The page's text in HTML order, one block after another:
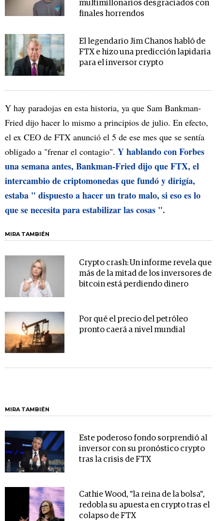
multimillonarios desgraciados con
finales horrendos
El legendario Jim Chanos habló de
FTX e hizo una predicción lapidaria
para el inversor crypto
Y hay paradojas en esta historia, ya que Sam Bankman-
Fried dijo hacer lo mismo a principios de julio. En efecto,
el ex CEO de FTX anunció el 5 de ese mes que se sentía
obligado a "frenar el contagio". Y hablando con Forbes
una semana antes, Bankman-Fried dijo que FTX, el
intercambio de criptomonedas que fundó y dirigía,
estaba " dispuesto a hacer un trato malo, si eso es lo
que se necesita para estabilizar las cosas ".
MIRA TAMBIÉN
Crypto crash: Un informe revela que
más de la mitad de los inversores de
bitcoin está perdiendo dinero
Por qué el precio del petróleo
pronto caerá a nivel mundial
MIRA TAMBIÉN
Este poderoso fondo sorprendió al
inversor con su pronóstico crypto
tras la crisis de FTX
Cathie Wood, "la reina de la bolsa",
redobla su apuesta en crypto tras el
colapso de FTX